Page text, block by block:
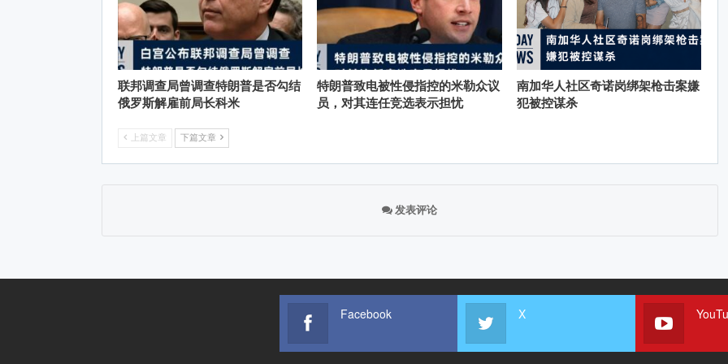
联邦调查局曾调查特朗普是否勾结
俄罗斯解雇前局长科米
特朗普致电被性侵指控的米勒众议
员，对其连任竞选表示担忧
南加华人社区奇诺岗绑架枪击案嫌
犯被控谋杀
上篇文章 下篇文章
发表评论
Facebook X